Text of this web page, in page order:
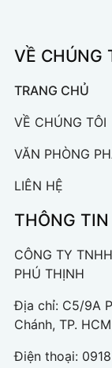
VỀ CHÚNG
TRANG CHỦ
VỀ CHÚNG TÔI
VĂN PHÒNG
LIÊN HỆ
THÔNG
CÔNG TY
PHÚ THỊNH
Địa chỉ: C5/9A
Chánh, TP. HCM
Điện thoại: